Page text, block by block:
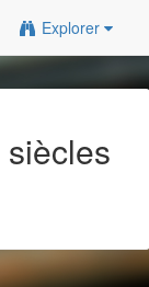
Explorer
siècles